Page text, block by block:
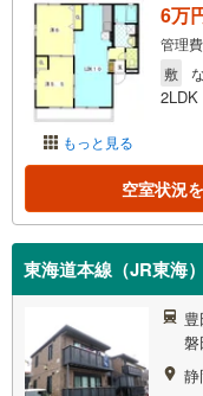
もっと見る
6万
管理
敷
2LDK
空室状況
東海道本線（JR東海